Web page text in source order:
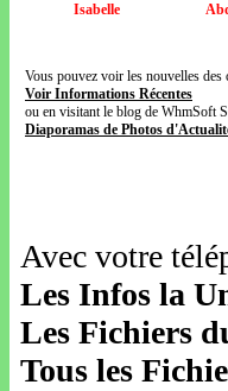
Isabelle
Vous pouvez voir les nouvelles des
Voir Informations Récentes
ou en visitant le blog de WhmSoft
Diaporamas de Photos
Avec votre
Les Infos la
Les Fichiers
Tous les